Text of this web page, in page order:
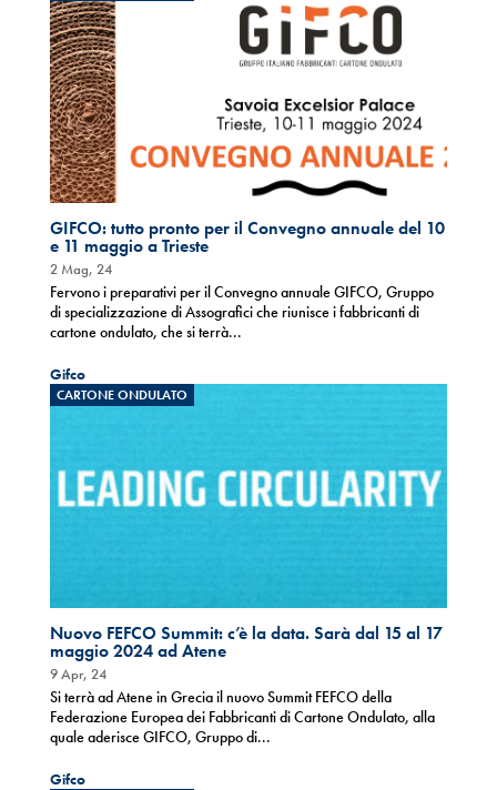
GIFCO: tutto pronto per il Convegno annuale del 10
e 11 maggio a Trieste
2 Mag, 24
Fervono i preparativi per il Convegno annuale GIFCO, Gruppo
di specializzazione di Assografici che riunisce i fabbricanti di
cartone ondulato, che si terrà...
Gifco
CARTONE ONDULATO
Nuovo FEFCO Summit: c’è la data. Sarà dal 15 al 17
maggio 2024 ad Atene
9 Apr, 24
Si terrà ad Atene in Grecia il nuovo Summit FEFCO della
Federazione Europea dei Fabbricanti di Cartone Ondulato, alla
quale aderisce GIFCO, Gruppo di...
Gifco